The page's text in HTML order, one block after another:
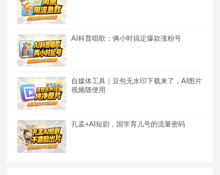
AI科普唱歌：俩小时搞定爆款涨粉号
自媒体工具｜豆包无水印下载来了，AI图片
视频随便用
孔孟+AI短剧，国学育儿号的流量密码